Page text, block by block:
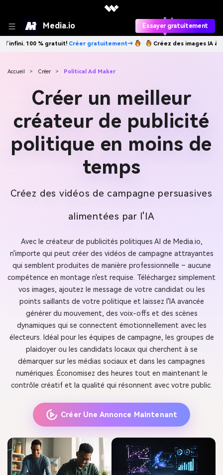
Media.io Essayer gratuitement
Créez des images IA à l’infini. 100 % gratuit! Créer gratuitement→
Accueil > Créer > Political Ad Maker
Créer un meilleur
créateur de publicité
politique en moins de
temps
Créez des vidéos de campagne persuasives
alimentées par l'IA
Avec le créateur de publicités politiques AI de Media.io,
n'importe qui peut créer des vidéos de campagne attrayantes
qui semblent produites de manière professionnelle – aucune
compétence en montage n'est requise. Téléchargez simplement
vos images, ajoutez le message de votre candidat ou les
points saillants de votre politique et laissez l'IA avancée
générer du mouvement, des voix-offs et des scènes
dynamiques qui se connectent émotionnellement avec les
électeurs. Idéal pour les équipes de campagne, les groupes de
plaidoyer ou les candidats locaux qui cherchent à se
démarquer sur les médias sociaux et dans les campagnes
numériques. Économisez des heures tout en maintenant le
contrôle créatif et la qualité qui résonnent avec votre public.
Créer Une Annonce Maintenant